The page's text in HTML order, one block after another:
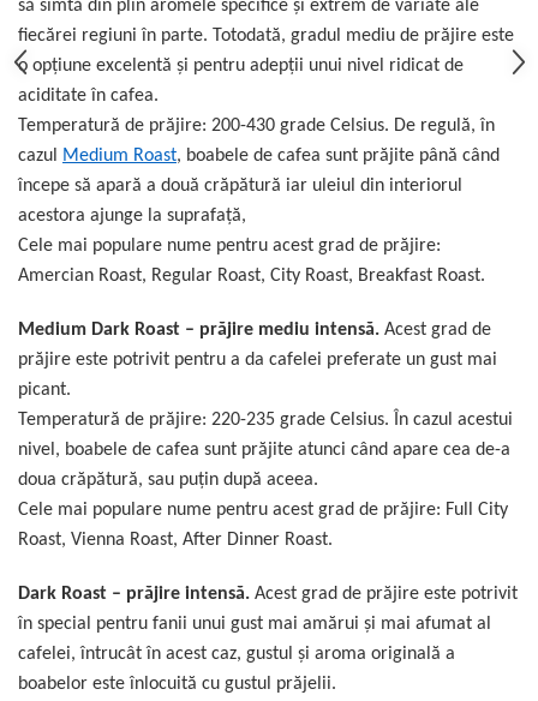
să simtă din plin aromele specifice şi extrem de variate ale
fiecărei regiuni în parte. Totodată, gradul mediu de prăjire este
o opţiune excelentă şi pentru adepţii unui nivel ridicat de
aciditate în cafea.
Temperatură de prăjire: 200-430 grade Celsius. De regulă, în
cazul Medium Roast, boabele de cafea sunt prăjite până când
începe să apară a două crăpătură iar uleiul din interiorul
acestora ajunge la suprafaţă,
Cele mai populare nume pentru acest grad de prăjire:
Amercian Roast, Regular Roast, City Roast, Breakfast Roast.
Medium Dark Roast – prăjire mediu intensă. Acest grad de
prăjire este potrivit pentru a da cafelei preferate un gust mai
picant.
Temperatură de prăjire: 220-235 grade Celsius. În cazul acestui
nivel, boabele de cafea sunt prăjite atunci când apare cea de-a
doua crăpătură, sau puţin după aceea.
Cele mai populare nume pentru acest grad de prăjire: Full City
Roast, Vienna Roast, After Dinner Roast.
Dark Roast – prăjire intensă. Acest grad de prăjire este potrivit
în special pentru fanii unui gust mai amărui şi mai afumat al
cafelei, întrucât în acest caz, gustul şi aroma originală a
boabelor este înlocuită cu gustul prăjelii.